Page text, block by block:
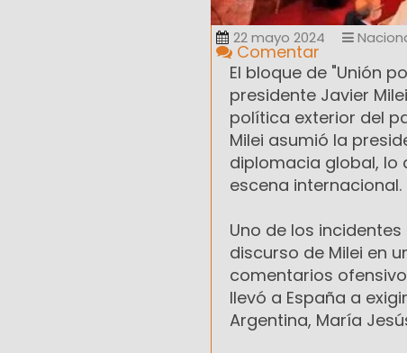
22 mayo 2024
Comentar
El bloque de "Unión
presidente Javier
política exterior del
Milei asumió la
diplomacia global, lo
escena internacional.
Uno de los
discurso de Milei en
comentarios
llevó a España a
Argentina, María